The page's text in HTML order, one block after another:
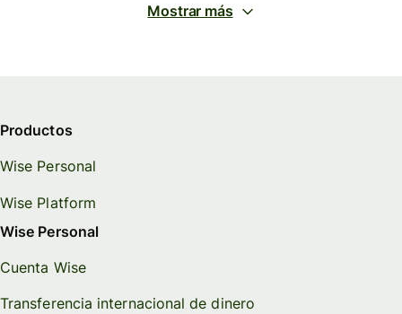
Mostrar más
Productos
Wise Personal
Wise Platform
Wise Personal
Cuenta Wise
Transferencia internacional de dinero